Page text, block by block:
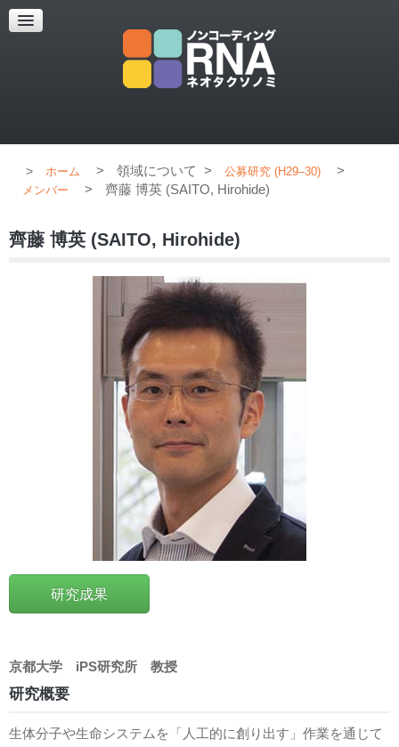
超解像顕微鏡
超解像顕微鏡の紹介
ホーム > 領域について > 公募研究 (H29–30) >
メンバー > 齊藤 博英 (SAITO, Hirohide)
齊藤 博英 (SAITO, Hirohide)
研究成果
京都大学 iPS研究所 教授
研究概要
生体分子や生命システムを「人工的に創り出す」作業を通じて